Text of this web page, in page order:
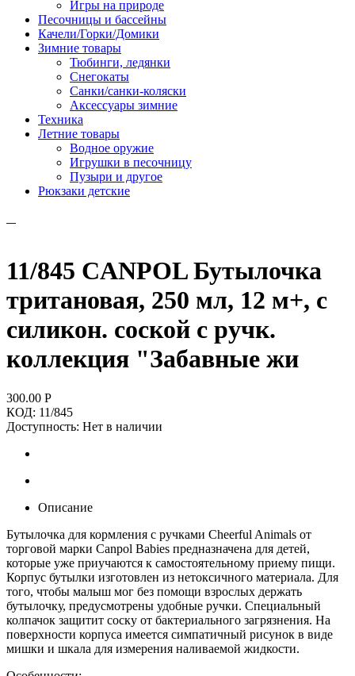
Игры на природе
Песочницы и бассейны
Качели/Горки/Домики
Зимние товары
Тюбинги, ледянки
Снегокаты
Санки/санки-коляски
Аксессуары зимние
Техника
Летние товары
Водное оружие
Игрушки в песочницу
Пузыри и другое
Рюкзаки детские
11/845 CANPOL Бутылочка
тритановая, 250 мл, 12 м+, с
силикон. соской с ручк.
коллекция "Забавные жи
300.00 Р
КОД: 11/845
Доступность: Нет в наличии
Описание
Бутылочка для кормления с ручками Cheerful Animals от
торговой марки Canpol Babies предназначена для детей,
которые уже приучаются к самостоятельному приему пищи.
Корпус бутылки изготовлен из нетоксичного материала. Для
того, чтобы малыш мог без помощи взрослых держать
бутылочку, предусмотрены удобные ручки. Специальный
колпачок защитит соску от бактериального загрязнения. На
поверхности корпуса имеется симпатичный рисунок в виде
мишки и шкала для измерения наливаемой жидкости.